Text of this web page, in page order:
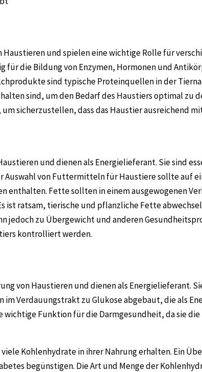
und spielen eine wichtige Rolle für
für die Bildung von Enzymen, Hormonen und
sind typische Proteinquellen in der
sind, um den Bedarf des Haustiers optimal zu
sicherzustellen, dass das Haustier ausreichend
und dienen als Energielieferant. Sie sind
Auswahl von Futtermitteln für Haustiere sollte auf
enthalten. Fette sollten in einem ausgewogenen
ist ratsam, tierische und pflanzliche Fette
jedoch zu Übergewicht und anderen
kontrolliert werden.
von Haustieren und dienen als Energielieferant.
Verdauungstrakt zu Glukose abgebaut, die als
Funktion für die Darmgesundheit, da sie
Kohlenhydrate in ihrer Nahrung erhalten. Ein
begünstigen. Die Art und Menge der